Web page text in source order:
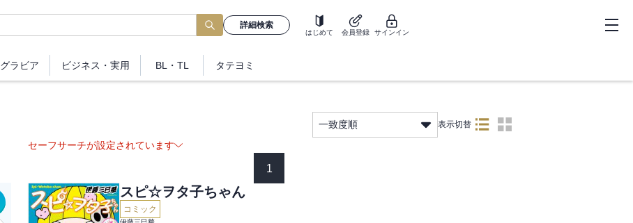
詳細検索
はじめて 会員登録 サインイン
グラビア ビジネス ・実用 BL・TL タテヨミ
一致度順 表示切替
セーフサーチが設定されています
1
スピ☆ヲタ子ちゃん
コミック